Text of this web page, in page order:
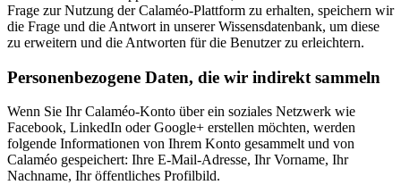
Frage zur Nutzung der Calaméo-Plattform zu erhalten, speichern wir
die Frage und die Antwort in unserer Wissensdatenbank, um diese
zu erweitern und die Antworten für die Benutzer zu erleichtern.
Personenbezogene Daten, die wir indirekt sammeln
Wenn Sie Ihr Calaméo-Konto über ein soziales Netzwerk wie
Facebook, LinkedIn oder Google+ erstellen möchten, werden
folgende Informationen von Ihrem Konto gesammelt und von
Calaméo gespeichert: Ihre E-Mail-Adresse, Ihr Vorname, Ihr
Nachname, Ihr öffentliches Profilbild.